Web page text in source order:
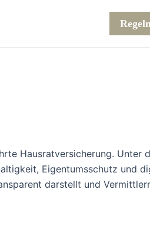
Hausratversicherung. Unter
Eigentumsschutz und
darstellt und